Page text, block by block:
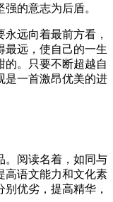
的意志为后盾。
远向着最前方看，
最远，使自己的一生
的。只要不断超越自
是一首激昂优美的进
。阅读名着，如同与
高语文能力和文化素
优劣，提高精华，